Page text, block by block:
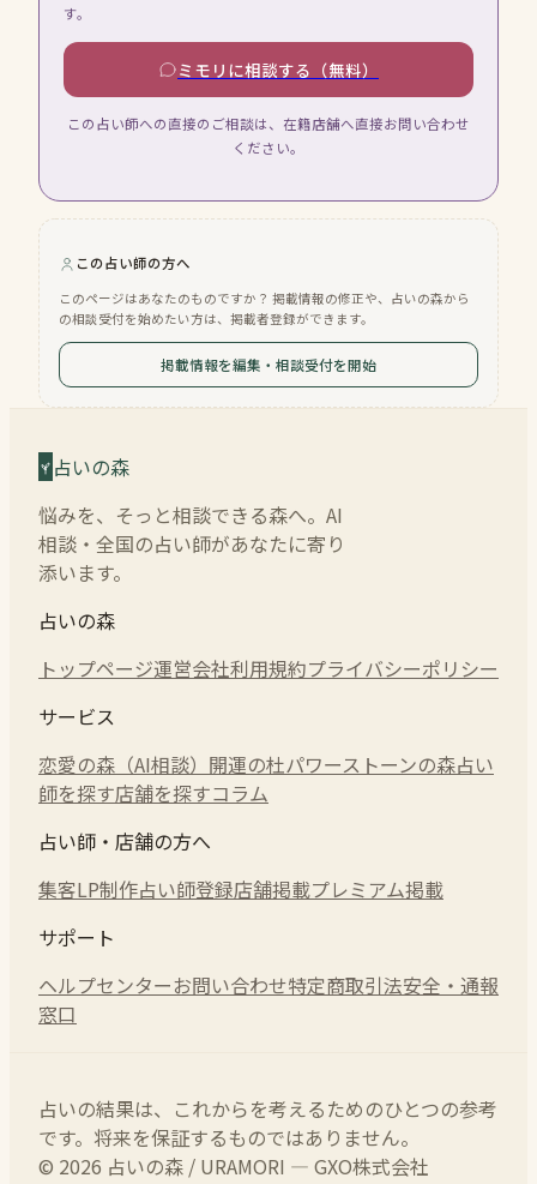
す。
ミモリに相談する（無料）
この占い師への直接のご相談は、在籍店舗へ直接お問い合わせ
ください。
この占い師の方へ
このページはあなたのものですか？ 掲載情報の修正や、占いの森から
の相談受付を始めたい方は、掲載者登録ができます。
掲載情報を編集・相談受付を開始
占いの森
悩みを、そっと相談できる森へ。AI
相談・全国の占い師があなたに寄り
添います。
占いの森
トップページ運営会社利用規約プライバシーポリシー
サービス
恋愛の森（AI相談） 開運の杜パワーストーンの森占い
師を探す店舗を探すコラム
占い師・店舗の方へ
集客LP制作占い師登録店舗掲載プレミアム掲載
サポート
ヘルプセンターお問い合わせ特定商取引法安全・通報
窓口
占いの結果は、これからを考えるためのひとつの参考
です。将来を保証するものではありません。
© 2026 占いの森 / URAMORI — GXO株式会社